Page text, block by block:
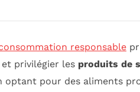
responsable
privilégier les produits de
optant pour des aliments